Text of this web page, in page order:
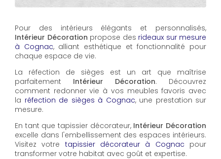
Pour des intérieurs élégants et personnalisés,
Intérieur Décoration propose des rideaux sur mesure
à Cognac, alliant esthétique et fonctionnalité pour
chaque espace de vie.
La réfection de sièges est un art que maîtrise
parfaitement Intérieur Décoration. Découvrez
comment redonner vie à vos meubles favoris avec
la réfection de sièges à Cognac, une prestation sur
mesure.
En tant que tapissier décorateur, Intérieur Décoration
excelle dans l'embellissement des espaces intérieurs.
Visitez votre tapissier décorateur à Cognac pour
transformer votre habitat avec goût et expertise.